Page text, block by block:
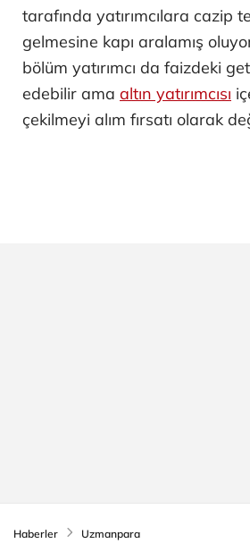
tarafında yatırımcılara cazip
gelmesine kapı aralamış
bölüm yatırımcı da faizdeki
edebilir ama altın yatırımcısı
çekilmeyi alım fırsatı olarak
Haberler Uzmanpara